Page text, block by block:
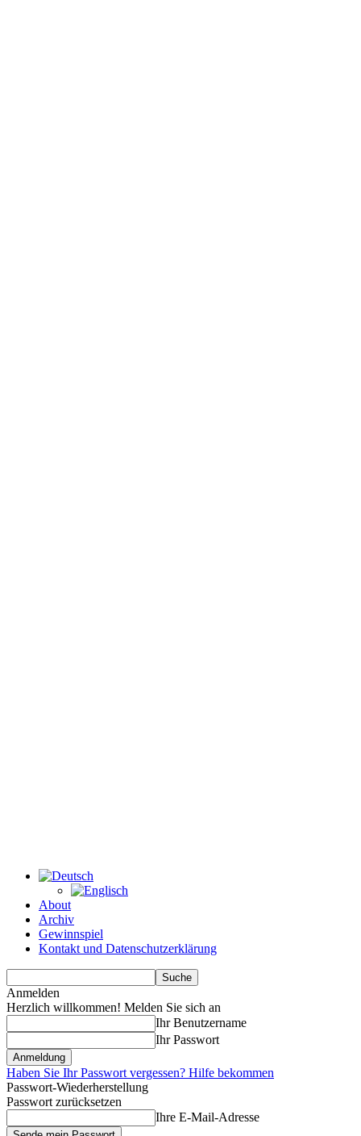
About
Archiv
Gewinnspiel
Kontakt und Datenschutzerklärung
Anmelden
Herzlich willkommen! Melden Sie sich an
Ihr Benutzername
Ihr Passwort
Haben Sie Ihr Passwort vergessen? Hilfe bekommen
Passwort-Wiederherstellung
Passwort zurücksetzen
Ihre E-Mail-Adresse